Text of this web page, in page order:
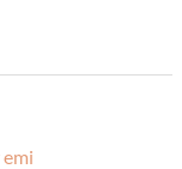
emi